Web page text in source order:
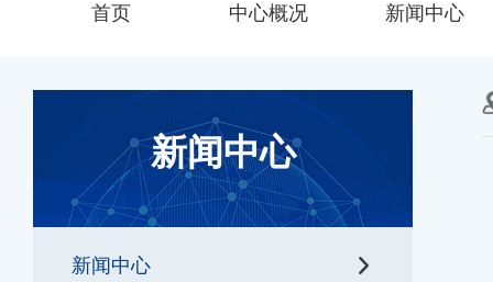
首页 中心概况 新闻中心
新闻中心
新闻中心